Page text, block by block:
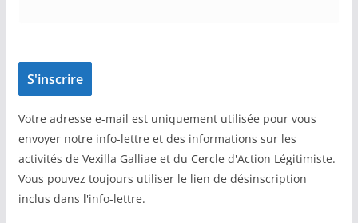
Votre adresse e-mail est uniquement utilisée pour vous
envoyer notre info-lettre et des informations sur les
activités de Vexilla Galliae et du Cercle d'Action Légitimiste.
Vous pouvez toujours utiliser le lien de désinscription
inclus dans l'info-lettre.